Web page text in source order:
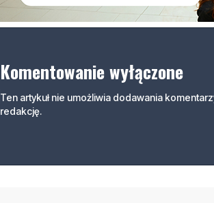
Komentowanie wyłączone
Ten artykuł nie umożliwia dodawania
redakcję.